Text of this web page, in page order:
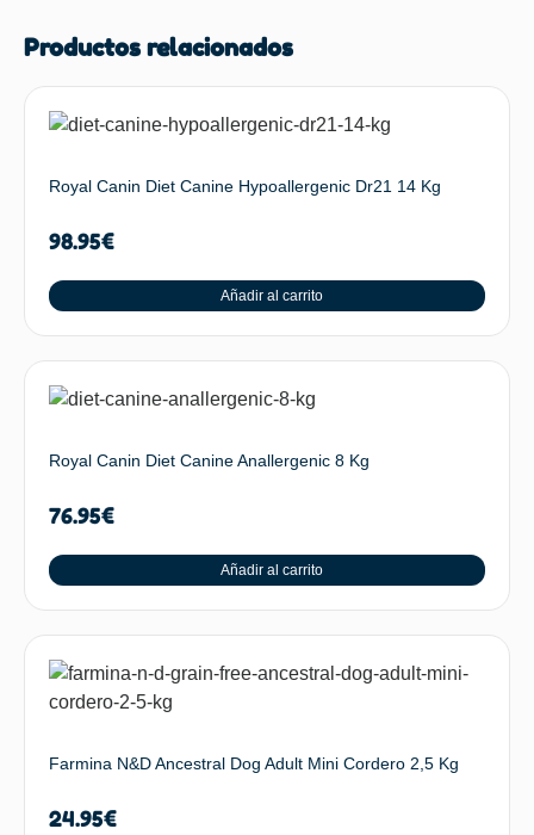
Productos relacionados
Royal Canin Diet Canine Hypoallergenic Dr21 14 Kg
98.95€
Añadir al carrito
Royal Canin Diet Canine Anallergenic 8 Kg
76.95€
Añadir al carrito
Farmina N&D Ancestral Dog Adult Mini Cordero 2,5 Kg
24.95€